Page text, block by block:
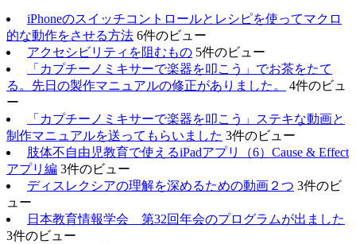
iPhoneのスイッチコントロールとレシピを使ってマクロ
的な動作をさせる方法 6件のビュー
アクセシビリティを阻むもの 5件のビュー
「カプチーノミキサーで楽器を叩こう」でお茶をたて
る。先日の製作マニュアルの修正がありました。
4件のビュ
ー
「カプチーノミキサーで楽器を叩こう」ステキな動画と
制作マニュアルを送ってもらいました 3件のビュー
肢体不自由児教育で使えるiPadアプリ（6）Cause & Effect
アプリ編 3件のビュー
ディスレクシアの理解を深めるための動画２つ 3件のビ
ュー
日本教育情報学会 第32回年会のプログラムが出ました
3件のビュー